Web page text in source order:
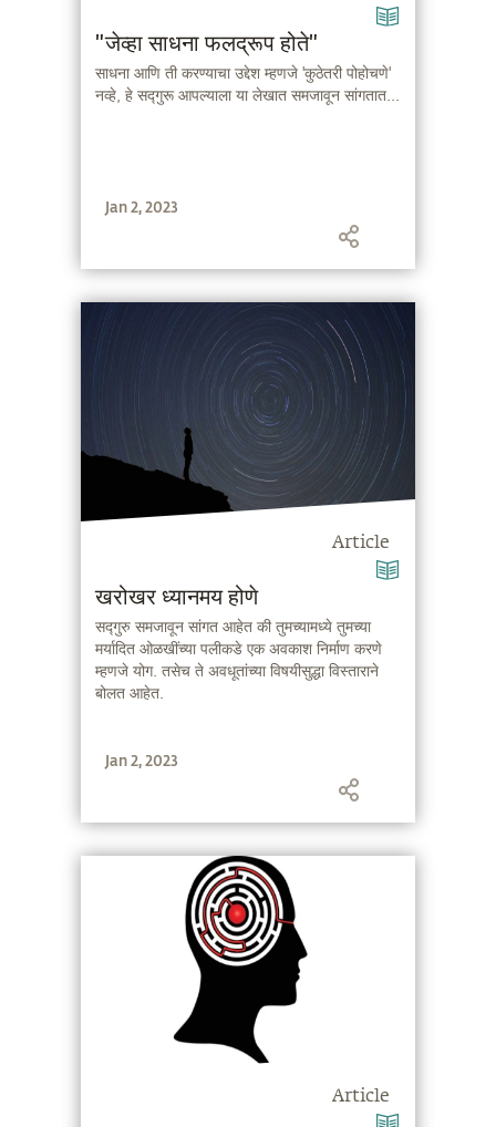
"जेव्हा साधना फलद्रूप होते"
साधना आणि ती करण्याचा उद्देश म्हणजे 'कुठेतरी पोहोचणे'
नव्हे, हे सद्गुरू आपल्याला या लेखात समजावून सांगतात...
Jan 2, 2023
Article
खरोखर ध्यानमय होणे
सद्गुरु समजावून सांगत आहेत की तुमच्यामध्ये तुमच्या
मर्यादित ओळखींच्या पलीकडे एक अवकाश निर्माण करणे
म्हणजे योग. तसेच ते अवधूतांच्या विषयीसुद्धा विस्ताराने
बोलत आहेत.
Jan 2, 2023
Article